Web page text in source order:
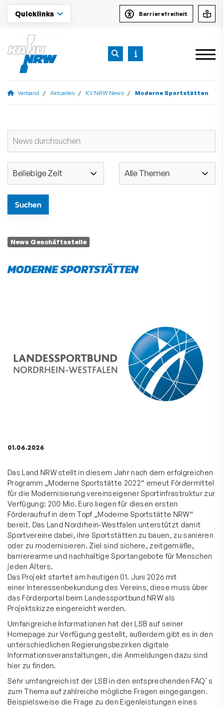
Quicklinks Barrierefreiheit
Verband Aktuelles KV NRW News Moderne Sportstätten
News Geschäftsstelle
MODERNE SPORTSTÄTTEN
01.06.2026
Das Land NRW stellt in diesem Jahr nach dem erfolgreichen
Programm „Moderne Sportstätte 2022“ erneut Fördermittel
für die Modernisierung vereinseigener Sportinfrastruktur zur
Verfügung: 200 Mio. Euro liegen für diesen ersten
Förderaufruf in dem Topf „Moderne Sportstätte NRW“
bereit. Das Land Nordrhein‑Westfalen unterstützt damit
Sportvereine dabei, ihre Sportstätten zu bauen, zu sanieren
oder zu modernisieren. Ziel sind sichere, zeitgemäße,
barrierearme und nachhaltige Sportangebote für Menschen
jeden Alters.
Das Projekt startet am heutigen 01. Juni 2026 mit
einer Interessenbekundung des Vereins, diese muss über
das Förderportal beim Landessportbund NRW als
Projektskizze eingereicht werden.
Umfangreiche Informationen hat der LSB auf seiner
Homepage zur Verfügung gestellt, außerdem gibt es in den
unterschiedlichen Regierungsbezirken digitale
Informationsveranstaltungen, die Anmeldungen dazu sind
hier zu finden.
Sehr umfangreich ist der LSB in den entsprechenden FAQ´s
zum Thema auf zahlreiche mögliche Fragen eingegangen.
Beispielsweise die Frage zu den Eigenleistungen eines